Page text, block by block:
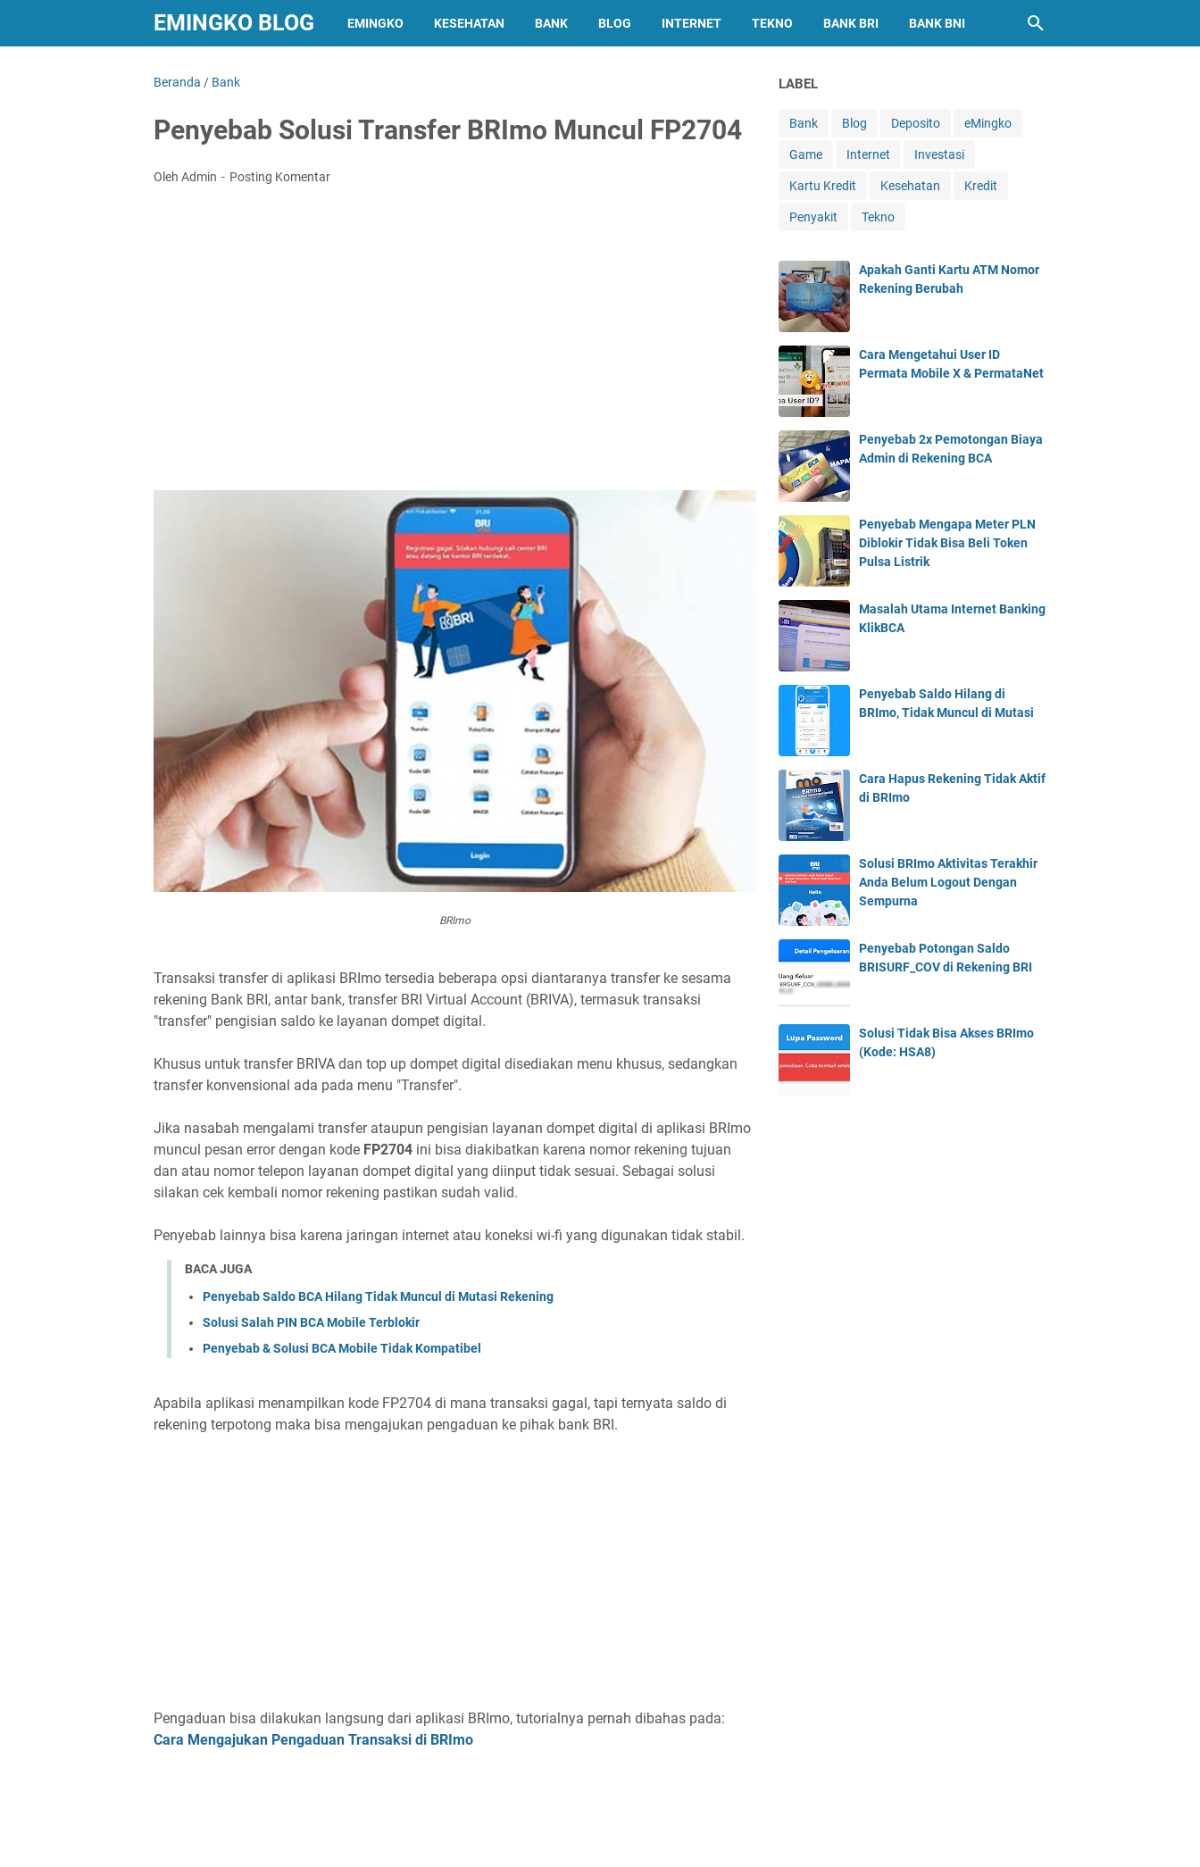
EMINGKO BLOG EMINGKO KESEHATAN BANK BLOG INTERNET TEKNO BANK BRI BANK BNI
Beranda / Bank
Penyebab Solusi Transfer BRImo Muncul FP2704
Oleh Admin Posting Komentar
BRImo
Transaksi transfer di aplikasi BRImo tersedia beberapa opsi diantaranya transfer ke sesama
rekening Bank BRI, antar bank, transfer BRI Virtual Account (BRIVA), termasuk transaksi
"transfer" pengisian saldo ke layanan dompet digital.
Khusus untuk transfer BRIVA dan top up dompet digital disediakan menu khusus, sedangkan
transfer konvensional ada pada menu "Transfer".
Jika nasabah mengalami transfer ataupun pengisian layanan dompet digital di aplikasi BRImo
muncul pesan error dengan kode FP2704 ini bisa diakibatkan karena nomor rekening tujuan
dan atau nomor telepon layanan dompet digital yang diinput tidak sesuai. Sebagai solusi
silakan cek kembali nomor rekening pastikan sudah valid.
Penyebab lainnya bisa karena jaringan internet atau koneksi wi-fi yang digunakan tidak stabil.
BACA JUGA
Penyebab Saldo BCA Hilang Tidak Muncul di Mutasi Rekening
Solusi Salah PIN BCA Mobile Terblokir
Penyebab & Solusi BCA Mobile Tidak Kompatibel
Apabila aplikasi menampilkan kode FP2704 di mana transaksi gagal, tapi ternyata saldo di
rekening terpotong maka bisa mengajukan pengaduan ke pihak bank BRI.
Pengaduan bisa dilakukan langsung dari aplikasi BRImo, tutorialnya pernah dibahas pada:
Cara Mengajukan Pengaduan Transaksi di BRImo
LABEL
Bank Blog Deposito eMingko
Game Internet Investasi
Kartu Kredit Kesehatan Kredit
Penyakit Tekno
Apakah Ganti Kartu ATM Nomor
Rekening Berubah
Cara Mengetahui User ID
Permata Mobile X & PermataNet
Penyebab 2x Pemotongan Biaya
Admin di Rekening BCA
Penyebab Mengapa Meter PLN
Diblokir Tidak Bisa Beli Token
Pulsa Listrik
Masalah Utama Internet Banking
KlikBCA
Penyebab Saldo Hilang di
BRImo, Tidak Muncul di Mutasi
Cara Hapus Rekening Tidak Aktif
di BRImo
Solusi BRImo Aktivitas Terakhir
Anda Belum Logout Dengan
Sempurna
Penyebab Potongan Saldo
BRISURF_COV di Rekening BRI
Solusi Tidak Bisa Akses BRImo
(Kode: HSA8)